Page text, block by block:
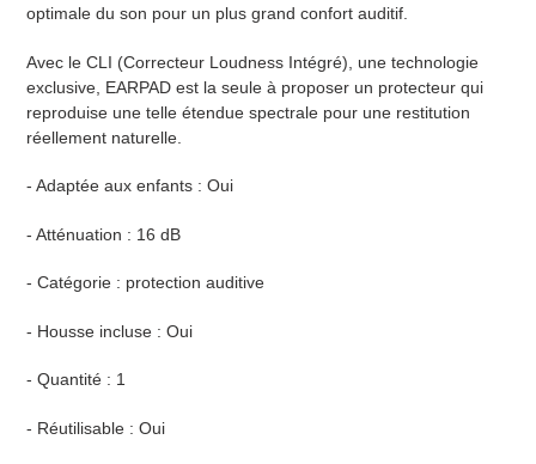
optimale du son pour un plus grand confort auditif.
Avec le CLI (Correcteur Loudness Intégré), une technologie
exclusive, EARPAD est la seule à proposer un protecteur qui
reproduise une telle étendue spectrale pour une restitution
réellement naturelle.
- Adaptée aux enfants : Oui
- Atténuation : 16 dB
- Catégorie : protection auditive
- Housse incluse : Oui
- Quantité : 1
- Réutilisable : Oui